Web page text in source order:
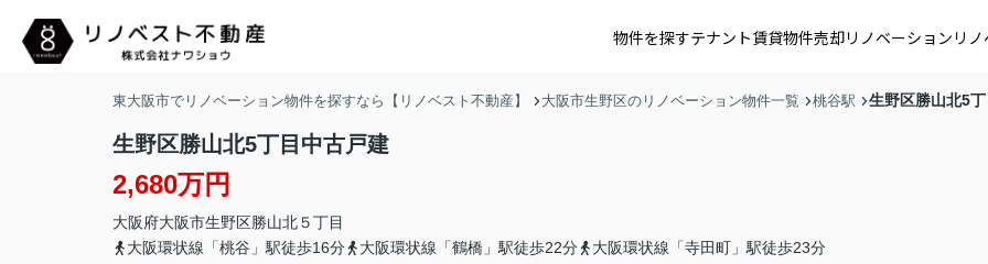
物件を探すテナント賃貸物件売却リノベーション リ
東大阪市でリノベーション物件を探すなら【リノベスト不動産】 大阪市生野区のリノベーション物件一覧 桃谷駅 生野区勝山北5
生野区勝山北5丁目中古戸建
2,680万円
大阪府大阪市生野区勝山北５丁目
大阪環状線「桃谷」駅徒歩16分
大阪環状線「鶴橋」駅徒歩22分 大阪環状線「寺田町」駅徒歩23分